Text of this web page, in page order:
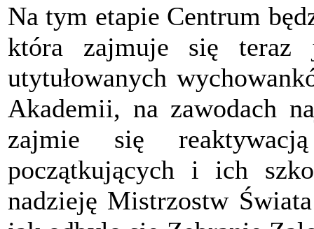
Na tym etapie Centrum
która zajmuje się teraz
utytułowanych
Akademii, na zawodach
zajmie się
początkujących i ich
nadzieję Mistrzostw